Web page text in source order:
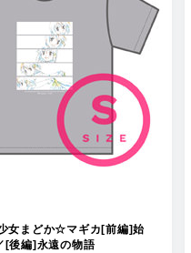
女まどか☆マギカ[前編]始
[後編]永遠の物語